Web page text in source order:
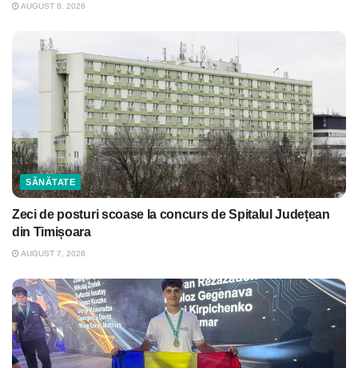
AUGUST 8, 2026
SĂNĂTATE
Zeci de posturi scoase la concurs de Spitalul Județean
din Timișoara
AUGUST 7, 2026